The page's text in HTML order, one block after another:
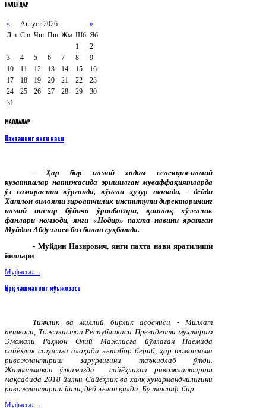
КАЛЕНДАР
« Август 2026
»
Дш Сш Чш Пш Жм Шб Яб
1
2
3
4 5 6 7 8
9
10
11 12 13 14 15
16
17
18 19 20 21 22
23
24
25 26 27 28 29
30
31
МАҚОЛАЛАР
Пахтанинг янги нави
- Ҳар бир илмий ходим селекция-илмий
кузатишлар натижасида эришилган муваффақиятларда
ўз самарасини кўрганда,кўнгли ҳузур топади, -дейди
Хатлон вилояти зироатчилик институти директорининг
илмий
ишлар бўйича ўринбосари, қишлоқ
хўжалик
фанлари номзоди,янги «Нодир» пахта навини яратган
Муйдин Абдуллоев биз билан суҳбатда.
- Муйдин Назирович, янги пахта нави яратилиши
йиллари
Муфассал...
Қирқ чашманинг мўъжизаси
Тинчлик ва миллий бирлик асосчиси - Миллат
пешвоси, Тожикистон Республикаси Президенти муҳтарам
Эмомали Раҳмон Олий Мажлисга йўллаган Паёмида
сайёҳлик соҳасига алоҳида эътибор бериб, ҳар томонлама
ривожлантириш зарурлигини таъкидлаб ўтди.
Жаннатмакон ўлкамизда сайёҳликни ривожлантириш
мақсадида 2018 йилни Сайёҳлик ва халқ ҳунармандчилигини
ривожлантириш йили, деб эълон қилди. Бу таклиф бир
Муфассал...